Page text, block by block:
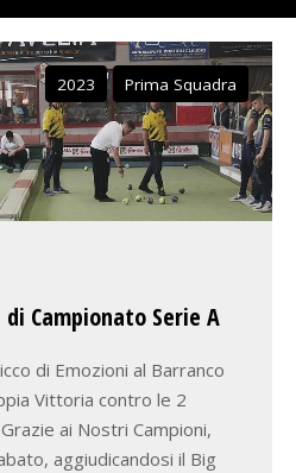
2023 Prima Squadra
Campionato Serie A
di Emozioni al Barranco
Vittoria contro le 2
ai Nostri Campioni,
aggiudicandosi il Big